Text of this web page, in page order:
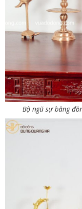
Bộ ngũ sự bằng